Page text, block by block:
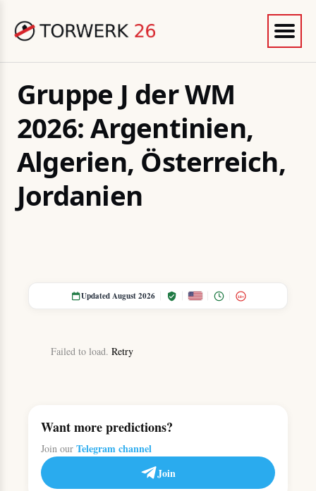
Gruppe J der WM
2026: Argentinien,
Algerien, Österreich,
Jordanien
Updated August 2026 18+
Failed to load. Retry
Want more predictions?
Join our Telegram channel
Join